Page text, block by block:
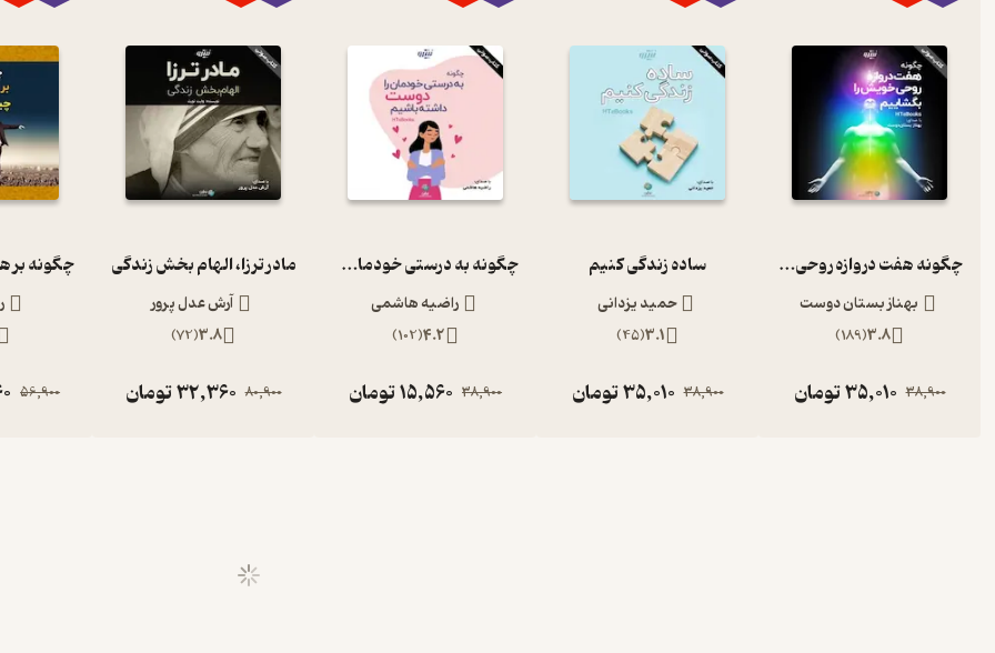
چگونه هفت دروازه روحی خویش را بگشاییم؟
بهناز بستان دوست
3.8
(
189
)
38,900
35,010تومان
ساده زندگی کنیم
حمید یزدانی
3.1
(
45
)
38,900
35,010تومان
چگونه به درستی خودمان را دوست داشته باشیم؟
راضیه هاشمی
4.2
(
102
)
38,900
15,560تومان
مادر ترزا، الهام بخش زندگی
آرش عدل پرور
3.8
(
72
)
80,900
32,360تومان 56,900